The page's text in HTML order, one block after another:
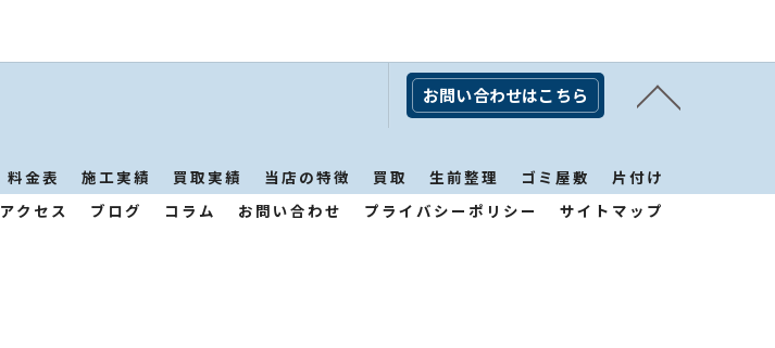
お問い合わせはこちら
料金表 施工実績 買取実績 当店の特徴 買取 生前整理 ゴミ屋敷
片付け
アクセス ブログ コラム お問い合わせ プライバシーポリシー サイトマップ